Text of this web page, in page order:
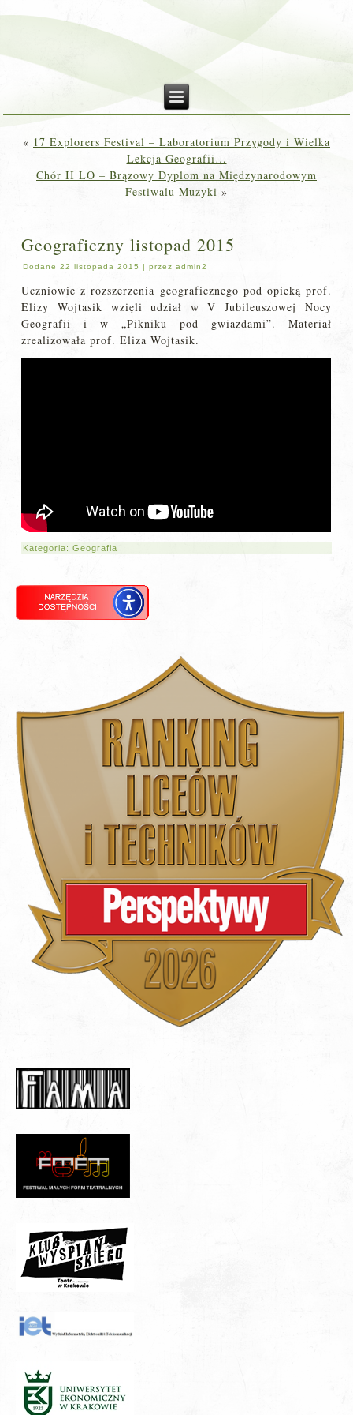
« 17 Explorers Festival – Laboratorium Przygody i Wielka
Lekcja Geografii…
Chór II LO – Brązowy Dyplom na Międzynarodowym
Festiwalu Muzyki »
Geograficzny listopad 2015
Dodane 22 listopada 2015 |przez admin2
Uczniowie z rozszerzenia geograficznego pod opieką prof.
Elizy Wojtasik wzięli udział w V Jubileuszowej Nocy
Geografii i w „Pikniku pod gwiazdami”. Materiał
zrealizowała prof. Eliza Wojtasik.
Kategoria:Geografia